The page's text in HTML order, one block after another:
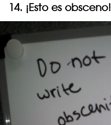
14. ¡Esto es obsceno!